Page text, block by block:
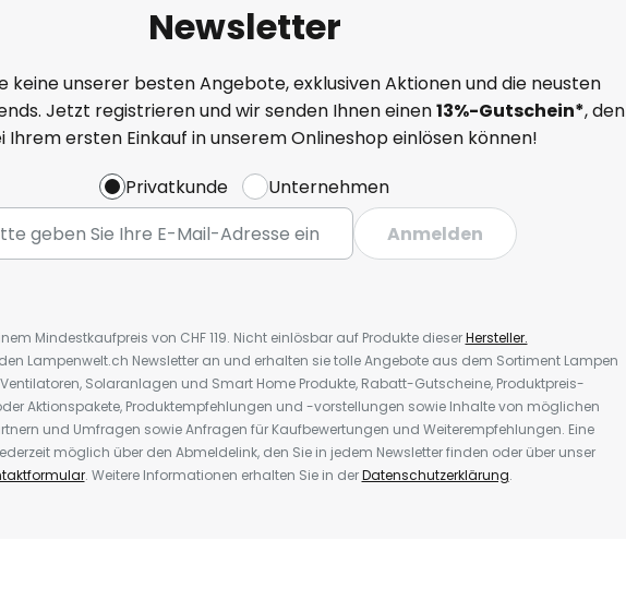
Newsletter
keine unserer besten Angebote, exklusiven Aktionen und die neusten
Jetzt registrieren und wir senden Ihnen einen13%-Gutschein*, den
Ihrem ersten Einkauf in unserem Onlineshop einlösen können!
Privatkunde
Unternehmen
Anmelden
Mindestkaufpreis von CHF 119. Nicht einlösbar auf Produkte dieserHersteller.
Lampenwelt.ch Newsletter an und erhalten sie tolle Angebote aus dem Sortiment Lampen
Solaranlagen und Smart Home Produkte, Rabatt-Gutscheine, Produktpreis-
Aktionspakete, Produktempfehlungen und -vorstellungen sowie Inhalte von möglichen
und Umfragen sowie Anfragen für Kaufbewertungen und Weiterempfehlungen. Eine
möglich über den Abmeldelink, den Sie in jedem Newsletter finden oder über unser
. Weitere Informationen erhalten Sie in derDatenschutzerklärung.